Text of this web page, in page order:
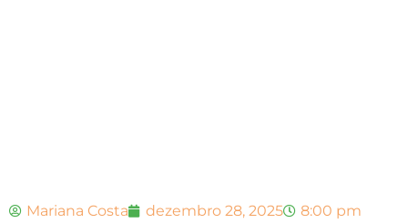
Mariana Costa dezembro 28, 2025
8:00 pm